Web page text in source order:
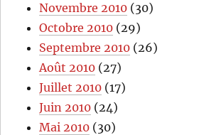
Novembre 2010 (30)
Octobre 2010 (29)
Septembre 2010 (26)
Août 2010 (27)
Juillet 2010 (17)
Juin 2010 (24)
Mai 2010 (30)